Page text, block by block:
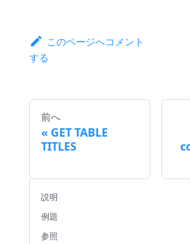
このページへコメント
する
前へ
GET TABLE
TITLES
説明
例題
参照